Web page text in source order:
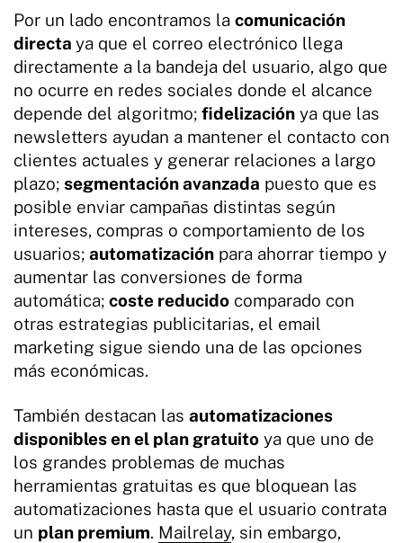
Por un lado encontramos la comunicación
directa ya que el correo electrónico llega
directamente a la bandeja del usuario, algo que
no ocurre en redes sociales donde el alcance
depende del algoritmo; fidelización ya que las
newsletters ayudan a mantener el contacto con
clientes actuales y generar relaciones a largo
plazo; segmentación avanzada puesto que es
posible enviar campañas distintas según
intereses, compras o comportamiento de los
usuarios; automatización para ahorrar tiempo y
aumentar las conversiones de forma
automática; coste reducido comparado con
otras estrategias publicitarias, el email
marketing sigue siendo una de las opciones
más económicas.
También destacan las automatizaciones
disponibles en el plan gratuito ya que uno de
los grandes problemas de muchas
herramientas gratuitas es que bloquean las
automatizaciones hasta que el usuario contrata
un plan premium. Mailrelay, sin embargo,